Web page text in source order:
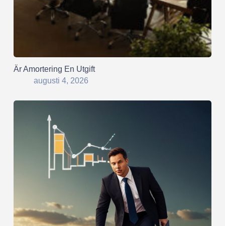
Är Amortering En Utgift
augusti 4, 2026